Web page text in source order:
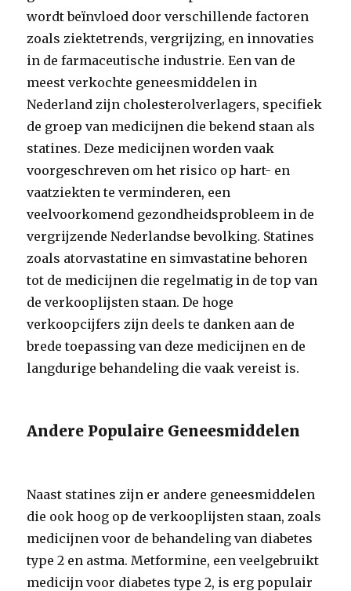
wordt beïnvloed door verschillende factoren
zoals ziektetrends, vergrijzing, en innovaties
in de farmaceutische industrie. Een van de
meest verkochte geneesmiddelen in
Nederland zijn cholesterolverlagers, specifiek
de groep van medicijnen die bekend staan als
statines. Deze medicijnen worden vaak
voorgeschreven om het risico op hart- en
vaatziekten te verminderen, een
veelvoorkomend gezondheidsprobleem in de
vergrijzende Nederlandse bevolking. Statines
zoals atorvastatine en simvastatine behoren
tot de medicijnen die regelmatig in de top van
de verkooplijsten staan. De hoge
verkoopcijfers zijn deels te danken aan de
brede toepassing van deze medicijnen en de
langdurige behandeling die vaak vereist is.
Andere Populaire Geneesmiddelen
Naast statines zijn er andere geneesmiddelen
die ook hoog op de verkooplijsten staan, zoals
medicijnen voor de behandeling van diabetes
type 2 en astma. Metformine, een veelgebruikt
medicijn voor diabetes type 2, is erg populair